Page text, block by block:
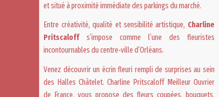
et situé à proximité immédiate des parkings du marché.
Entre créativité, qualité et sensibilité artistique, Charline
Pritscaloffs’impose comme l’une des fleuristes
incontournables du centre‑ville d’Orléans.
Venez découvrir un écrin fleuri rempli de surprisesau sein
des Halles Châtelet. Charline Pritscaloff Meilleur Ouvrier
de France, vous propose des fleurs coupées, bouquets,